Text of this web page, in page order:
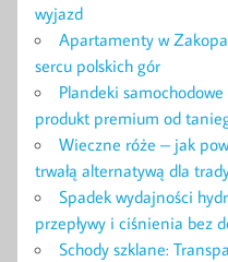
wyjazd
Apartamenty w
sercu polskich gór
Plandeki
produkt premium od
Wieczne róże – jak
trwałą alternatywą dla
Spadek wydajności
przepływy i ciśnienia bez
Schody szklane: